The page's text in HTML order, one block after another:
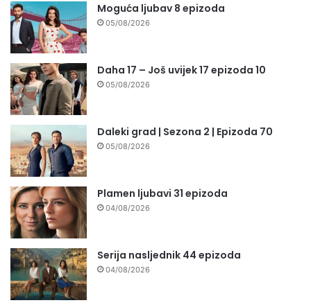
Moguća ljubav 8 epizoda
05/08/2026
Daha 17 – Još uvijek 17 epizoda 10
05/08/2026
Daleki grad | Sezona 2 | Epizoda 70
05/08/2026
Plamen ljubavi 31 epizoda
04/08/2026
Serija nasljednik 44 epizoda
04/08/2026